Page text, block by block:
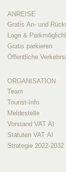
ANREISE
Gratis An- und
Lage &
Gratis parkieren
Öffentliche
ORGANISATION
Team
Tourist-Info
Meldestelle
Vorstand VAT AI
Statuten VAT AI
Strategie 2022-